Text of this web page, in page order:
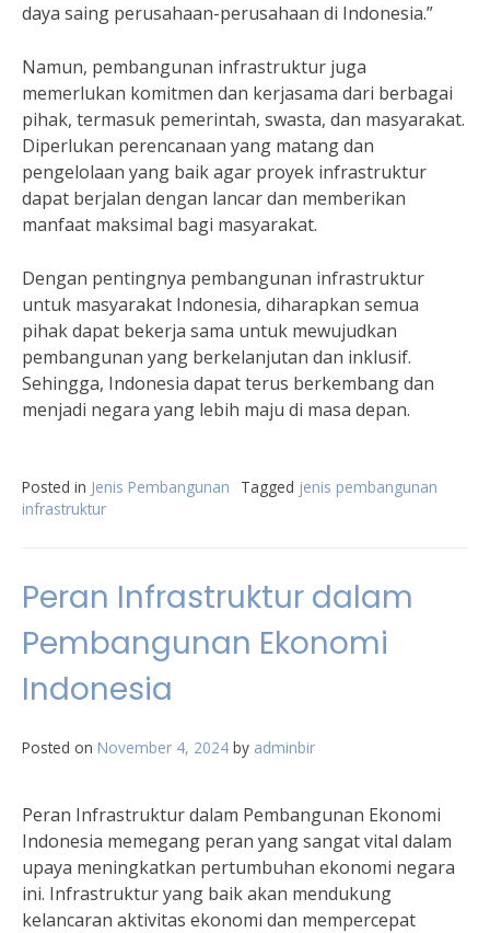
daya saing perusahaan-perusahaan di Indonesia.”
Namun, pembangunan infrastruktur juga
memerlukan komitmen dan kerjasama dari berbagai
pihak, termasuk pemerintah, swasta, dan masyarakat.
Diperlukan perencanaan yang matang dan
pengelolaan yang baik agar proyek infrastruktur
dapat berjalan dengan lancar dan memberikan
manfaat maksimal bagi masyarakat.
Dengan pentingnya pembangunan infrastruktur
untuk masyarakat Indonesia, diharapkan semua
pihak dapat bekerja sama untuk mewujudkan
pembangunan yang berkelanjutan dan inklusif.
Sehingga, Indonesia dapat terus berkembang dan
menjadi negara yang lebih maju di masa depan.
Posted in Jenis Pembangunan Tagged jenis pembangunan
infrastruktur
Peran Infrastruktur dalam
Pembangunan Ekonomi
Indonesia
Posted on November 4, 2024 by adminbir
Peran Infrastruktur dalam Pembangunan Ekonomi
Indonesia memegang peran yang sangat vital dalam
upaya meningkatkan pertumbuhan ekonomi negara
ini. Infrastruktur yang baik akan mendukung
kelancaran aktivitas ekonomi dan mempercepat